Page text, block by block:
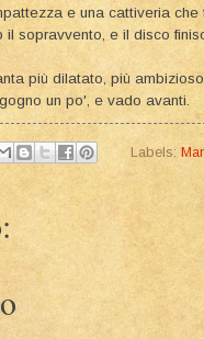
e una cattiveria
sopravvento, e il disco
più dilatato, più
un po', e vado avanti.
Labels: